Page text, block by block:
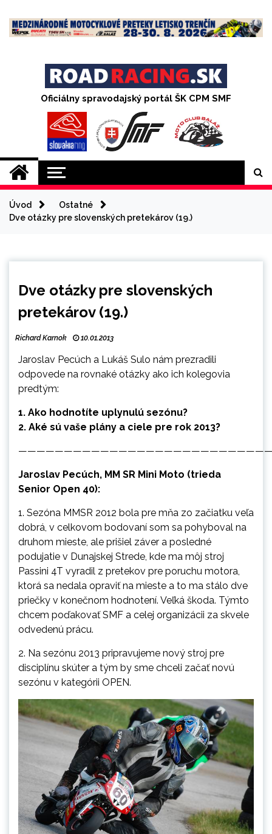
content
Oficiálny spravodajský portál ŠK CPM SMF
Úvod
Ostatné
Dve otázky pre slovenských pretekárov (19.)
Dve otázky pre slovenských
pretekárov (19.)
Richard Karnok 10.01.2013
Jaroslav Pecúch a Lukáš Sulo nám prezradili
odpovede na rovnaké otázky ako ich kolegovia
predtým:
1. Ako hodnotíte uplynulú sezónu?
2. Aké sú vaše plány a ciele pre rok 2013?
Jaroslav Pecúch, MM SR Mini Moto (trieda
Senior Open 40):
1. Sezóna MMSR 2012 bola pre mňa zo začiatku veľa
dobrá, v celkovom bodovaní som sa pohyboval na
druhom mieste, ale prišiel záver a posledné
podujatie v Dunajskej Strede, kde ma môj stroj
Passini 4T vyradil z pretekov pre poruchu motora,
ktorá sa nedala opraviť na mieste a to ma stálo dve
priečky v konečnom hodnotení. Veľká škoda. Týmto
chcem poďakovať SMF a celej organizácii za skvele
odvedenú prácu.
2. Na sezónu 2013 pripravujeme nový stroj pre
disciplínu skúter a tým by sme chceli začať novú
sezónu v kategórii OPEN.